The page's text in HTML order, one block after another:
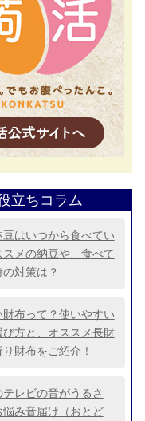
立ちコラム
はいつから食べてい
スメの納豆や、食べて
対策は？
布って？使いやすい
び方と、オススメ長財
財布をご紹介！
テレビの音がうるさ
悩み音届け（おとど